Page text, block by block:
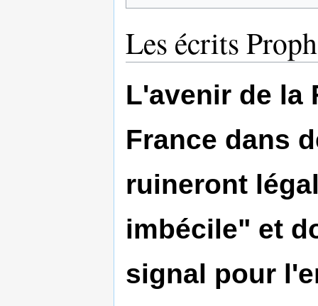
Les écrits
L'avenir de la
France dans
ruineront
imbécile" et
signal pour